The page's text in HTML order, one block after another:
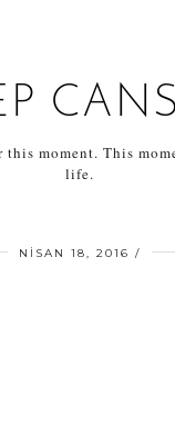
this moment. This
life.
NISAN 18, 2016